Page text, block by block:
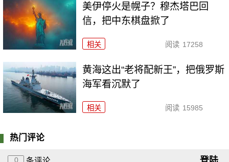
美伊停火是幌子？穆杰塔巴回
信，把中东棋盘掀了
相关 阅读 17258
黄海这出“老将配新王”，把俄罗斯
海军看沉默了
相关 阅读 15985
热门评论
0